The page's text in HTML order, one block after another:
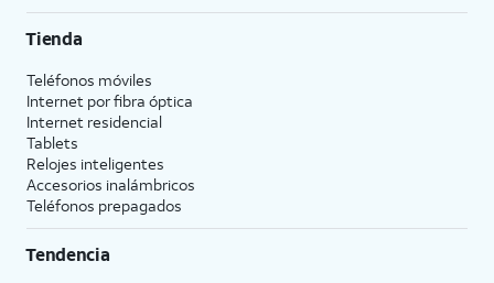
Tienda
Teléfonos móviles
Internet por fibra óptica
Internet residencial
Tablets
Relojes inteligentes
Accesorios inalámbricos
Teléfonos prepagados
Tendencia